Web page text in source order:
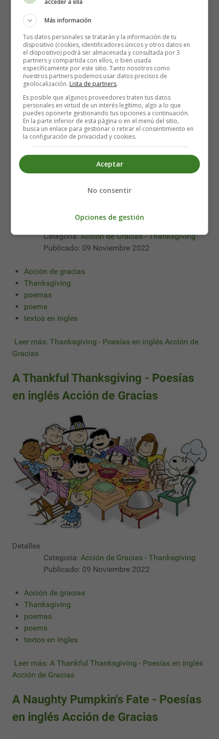
Thanksgiving - Poesías en inglés
Acción de Gracias
Categoría:Acción de Gracias - Thanksgiving
Publicado: 09 Noviembre 2022
Acción de gracias
Thanksgiving
poemas
poems
textos en ingles
Leer más: Thanksgiving - Poesías en inglés Acción de
Gracias
A Thankful Thanksgiving - Poesías
en inglés Acción de Gracias
Detalles
Categoría: Acción de Gracias - Thanksgiving
Publicado: 09 Noviembre 2022
Acción de gracias
Thanksgiving
poemas
poems
textos en ingles
Leer más: A Thankful Thanksgiving - Poesías en inglés
Acción de Gracias
A Naughty Pumpkin's Fate - Poesías
en inglés Acción de Gracias
acceder a ella
Más información
Tus datos personales se tratarán y la información de tu
dispositivo (cookies, identificadores únicos y otros datos en
el dispositivo) podrá ser almacenada y consultada por 3
partners y compartida con ellos, o bien usada
específicamente por este sitio. Tanto nosotros como
nuestros partners podemos usar datos precisos de
geolocalización. Lista de partners.
Es posible que algunos proveedores traten tus datos
personales en virtud de un interés legítimo, algo a lo que
puedes oponerte gestionando tus opciones a continuación.
En la parte inferior de esta página o en el menú del sitio,
busca un enlace para gestionar o retirar el consentimiento en
la configuración de privacidad y cookies.
Aceptar
No consentir
Opciones de gestión